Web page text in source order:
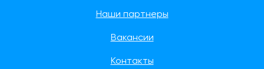
Наши партнеры
Вакансии
Контакты